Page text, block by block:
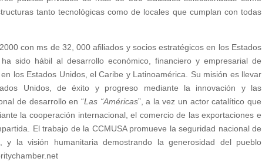
tanto tecnológicas como de locales que cumplan con todas
con ms de 32, 000 afiliados y socios estratégicos en los Estados
sido hábil al desarrollo económico, financiero y empresarial de
los Estados Unidos, el Caribe y Latinoamérica. Su misión es llevar
Unidos, de éxito y progreso mediante la innovación y las
de desarrollo en “Las “Américas”, a la vez un actor catalítico que
la cooperación internacional, el comercio de las exportaciones e
El trabajo de la CCMUSA promueve la seguridad nacional de
la visión humanitaria demostrando la generosidad del pueblo